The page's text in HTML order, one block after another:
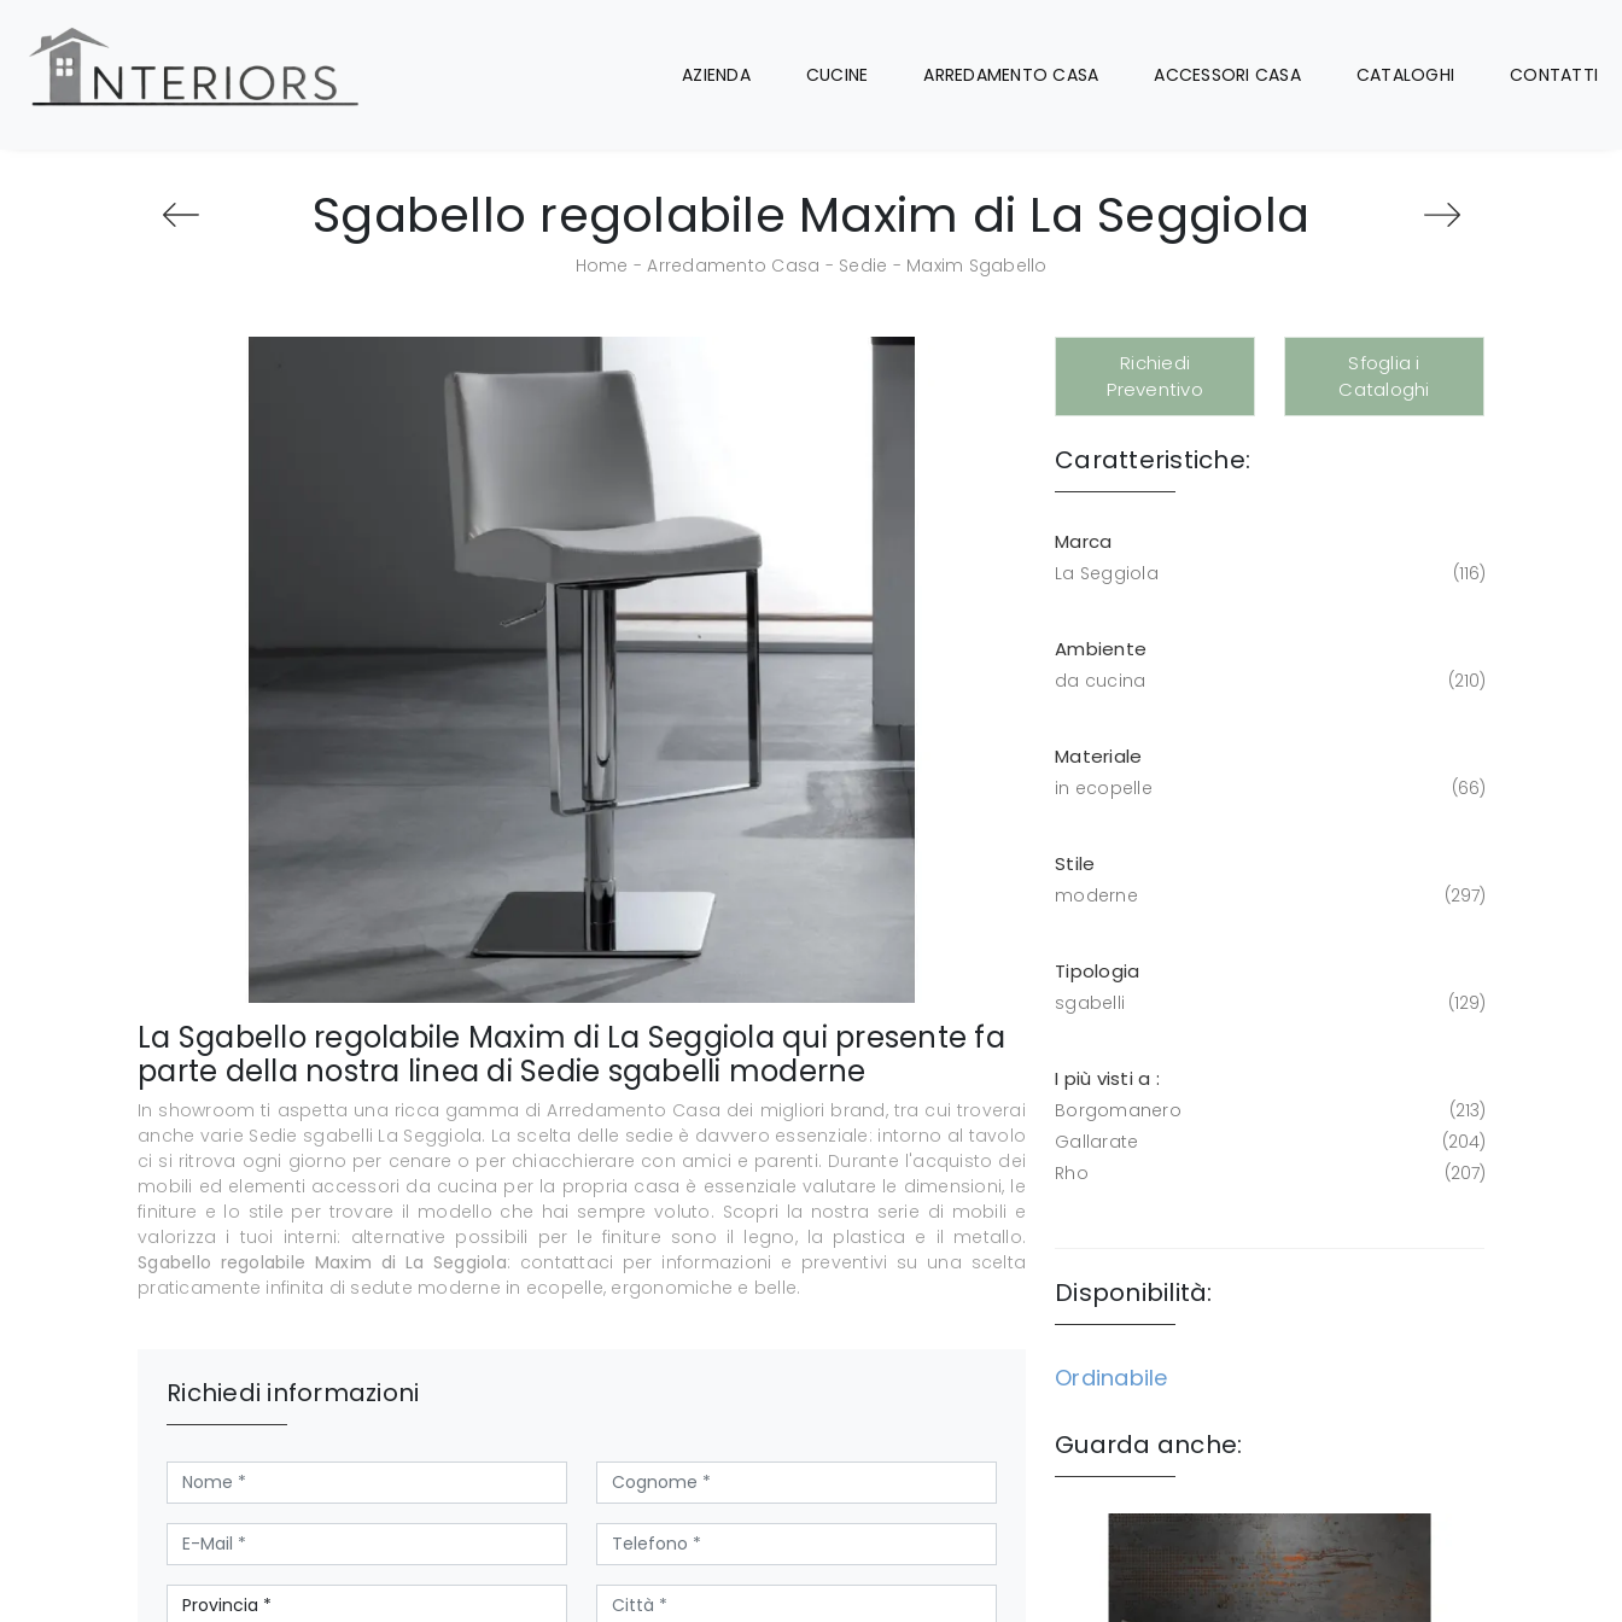
AZIENDA CUCINE ARREDAMENTO CASA ACCESSORI CASA CATALOGHI CONTATTI
Sgabello regolabile Maxim di La Seggiola
Home -Arredamento Casa - Sedie - Maxim Sgabello
La Sgabello regolabile Maxim di La Seggiola qui presente fa
parte della nostra linea di Sedie sgabelli moderne
In showroom ti aspetta una ricca gamma di Arredamento Casa dei migliori brand, tra cui troverai
anche varie Sedie sgabelli La Seggiola. La scelta delle sedie è davvero essenziale: intorno al tavolo
ci si ritrova ogni giorno per cenare o per chiacchierare con amici e parenti. Durante l'acquisto dei
mobili ed elementi accessori da cucina per la propria casa è essenziale valutare le dimensioni, le
finiture e lo stile per trovare il modello che hai sempre voluto. Scopri la nostra serie di mobili e
valorizza i tuoi interni: alternative possibili per le finiture sono il legno, la plastica e il metallo.
Sgabello regolabile Maxim di La Seggiola: contattaci per informazioni e preventivi su una scelta
praticamente infinita di sedute moderne in ecopelle, ergonomiche e belle.
Richiedi informazioni
Richiedi
Preventivo
Sfoglia i
Cataloghi
Caratteristiche:
Marca
La Seggiola 116
Ambiente
da cucina 210
Materiale
in ecopelle 66
Stile
moderne 297
Tipologia
sgabelli 129
I più visti a :
Borgomanero
213
Gallarate
204
Rho
207
Disponibilità:
Ordinabile
Guarda anche: